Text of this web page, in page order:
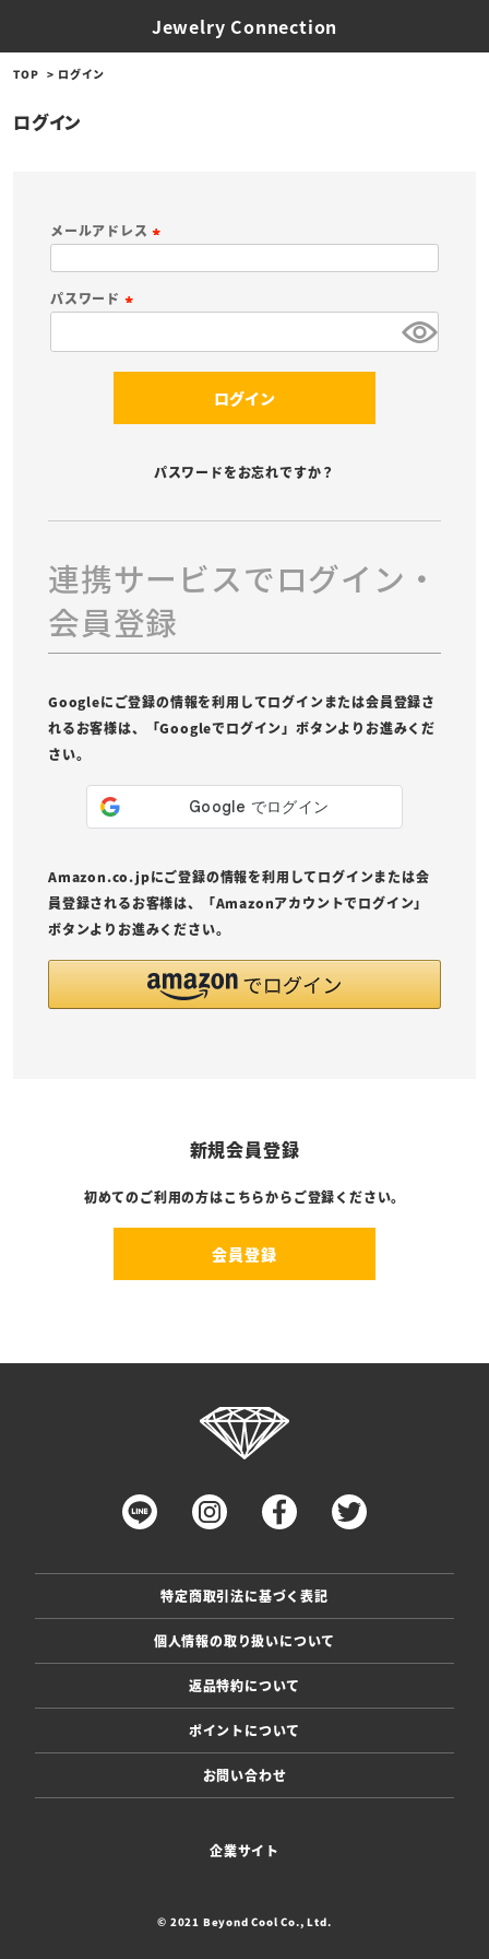
Jewelry Connection
TOP ログイン
ログイン
メールアドレス
須
パスワード
ログイン
パスワードをお忘れですか？
連携サービスでログイン・
会員登録
Googleにご登録の情報を利用してログインまたは会員登録さ
れるお客様は、「Googleでログイン」ボタンよりお進みくだ
さい。
Amazon.co.jpにご登録の情報を利用してログインまたは会
員登録されるお客様は、「Amazonアカウントでログイン」
ボタンよりお進みください。
新規会員登録
初めてのご利用の方はこちらからご登録ください。
会員登録
特定商取引法に基づく表記
個人情報の取り扱いについて
返品特約について
ポイントについて
お問い合わせ
企業サイト
© 2021 Beyond Cool Co., Ltd.